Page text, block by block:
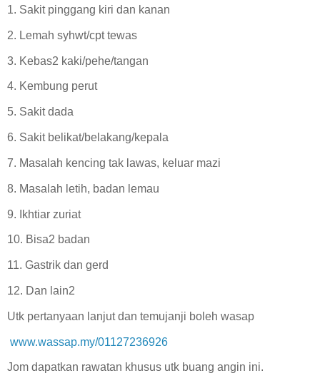
1. Sakit pinggang kiri dan kanan
2. Lemah syhwt/cpt tewas
3. Kebas2 kaki/pehe/tangan
4. Kembung perut
5. Sakit dada
6. Sakit belikat/belakang/kepala
7. Masalah kencing tak lawas, keluar mazi
8. Masalah letih, badan lemau
9. Ikhtiar zuriat
10. Bisa2 badan
11. Gastrik dan gerd
12. Dan lain2
Utk pertanyaan lanjut dan temujanji boleh wasap
www.wassap.my/01127236926
Jom dapatkan rawatan khusus utk buang angin ini.